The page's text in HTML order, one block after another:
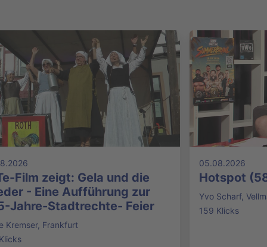
Film zeigt: Gela und die
- Eine Aufführung zur
Jahre-Stadtrechte- Feier
Kremser, Frankfurt
05.08.2026
Hotspot
Yvo Scharf,
159 Klicks